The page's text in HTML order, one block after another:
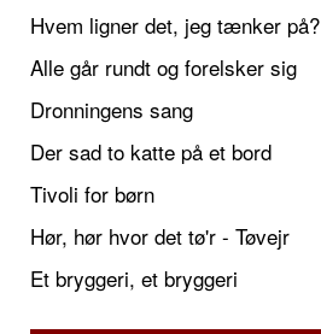
Hvem ligner det, jeg tænker på?
Alle går rundt og forelsker sig
Dronningens sang
Der sad to katte på et bord
Tivoli for børn
Hør, hør hvor det tø'r - Tøvejr
Et bryggeri, et bryggeri